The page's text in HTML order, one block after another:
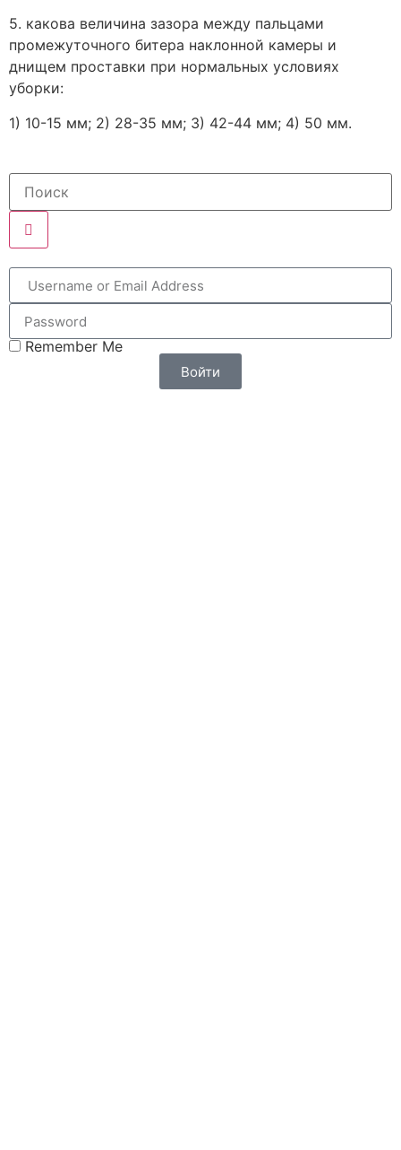
5. какова величина зазора между пальцами
промежуточного битера наклонной камеры и
днищем проставки при нормальных условиях
уборки:
1) 10-15 мм; 2) 28-35 мм; 3) 42-44 мм; 4) 50 мм.
Remember Me
Войти